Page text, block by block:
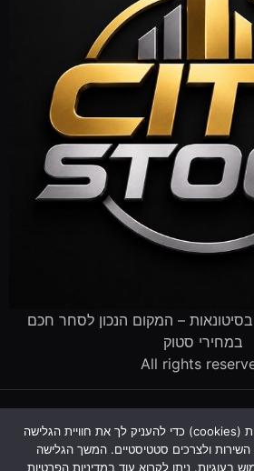
– המקום הנכון לסחר חכם
במחירי סטוק
All rights
סטוקים שאלות ותשובות אודות
צור קשר
אתר זה עושה שימוש בעוגיות (cookies) כדי להעניק לך את חוויית הגלישה
ולצרכים סטטיסטיים. המשך הגלישה
בעוגיות. ניתן לקרוא עוד במדיניות הפרטיות